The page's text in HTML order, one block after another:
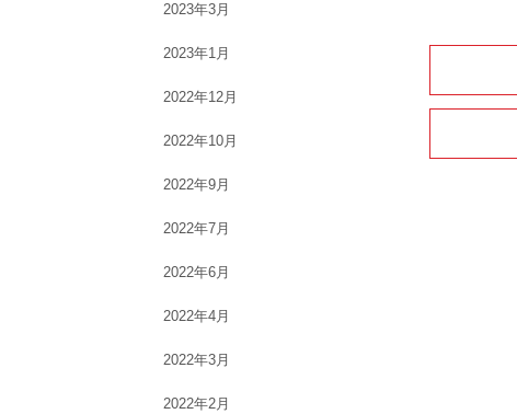
2023年3月
2023年1月
2022年12月
2022年10月
2022年9月
2022年7月
2022年6月
2022年4月
2022年3月
2022年2月